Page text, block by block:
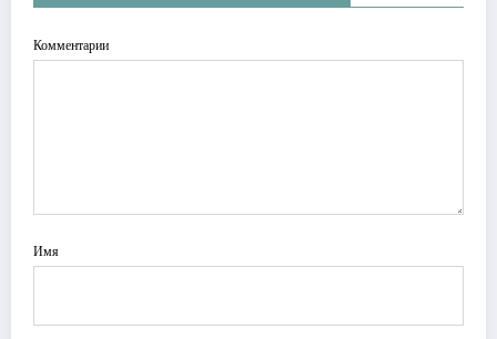
Комментарии
Имя